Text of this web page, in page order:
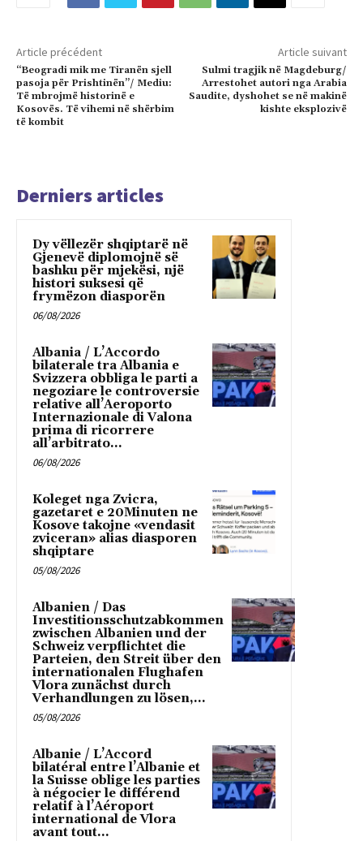
Article précédent
“Beogradi mik me Tiranën sjell
pasoja për Prishtinën”/ Mediu:
Të mbrojmë historinë e
Kosovës. Të vihemi në shërbim
të kombit
Article suivant
Sulmi tragjik në Magdeburg/
Arrestohet autori nga Arabia
Saudite, dyshohet se në makinë
kishte eksplozivë
Derniers articles
Dy vëllezër shqiptarë në
Gjenevë diplomojnë së
bashku për mjekësi, një
histori suksesi që
frymëzon diasporën
06/08/2026
Albania / L’Accordo
bilaterale tra Albania e
Svizzera obbliga le parti a
negoziare le controversie
relative all’Aeroporto
Internazionale di Valona
prima di ricorrere
all’arbitrato...
06/08/2026
Koleget nga Zvicra,
gazetaret e 20Minuten ne
Kosove takojne «vendasit
zviceran» alias diasporen
shqiptare
05/08/2026
Albanien / Das
Investitionsschutzabkommen
zwischen Albanien und der
Schweiz verpflichtet die
Parteien, den Streit über den
internationalen Flughafen
Vlora zunächst durch
Verhandlungen zu lösen,...
05/08/2026
Albanie / L’Accord
bilatéral entre l’Albanie et
la Suisse oblige les parties
à négocier le différend
relatif à l’Aéroport
international de Vlora
avant tout...